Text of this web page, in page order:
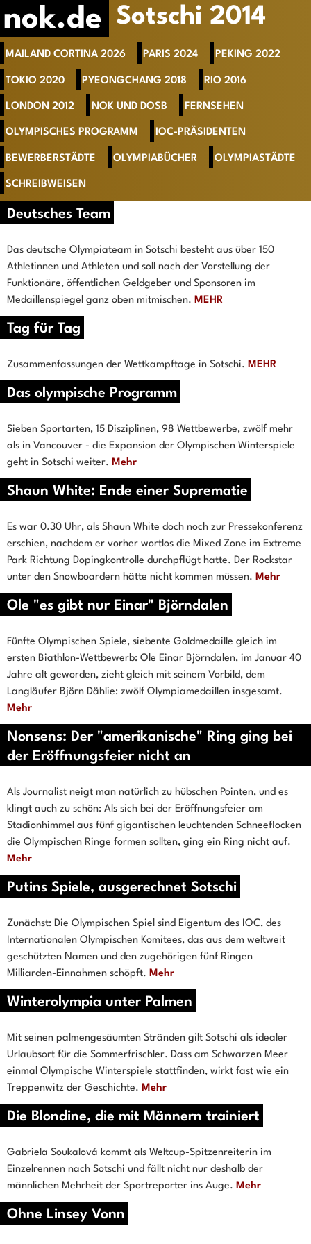
nok.de Sotschi 2014
MAILAND CORTINA 2026 PARIS 2024 PEKING 2022
TOKIO 2020 PYEONGCHANG 2018 RIO 2016
LONDON 2012 NOK UND DOSB FERNSEHEN
OLYMPISCHES PROGRAMM IOC-PRÄSIDENTEN
BEWERBERSTÄDTE OLYMPIABÜCHER OLYMPIASTÄDTE
SCHREIBWEISEN
Deutsches Team
Das deutsche Olympiateam in Sotschi besteht aus über 150
Athletinnen und Athleten und soll nach der Vorstellung der
Funktionäre, öffentlichen Geldgeber und Sponsoren im
Medaillenspiegel ganz oben mitmischen. MEHR
Tag für Tag
Zusammenfassungen der Wettkampftage in Sotschi. MEHR
Das olympische Programm
Sieben Sportarten, 15 Disziplinen, 98 Wettbewerbe, zwölf mehr
als in Vancouver - die Expansion der Olympischen Winterspiele
geht in Sotschi weiter. Mehr
Shaun White: Ende einer Suprematie
Es war 0.30 Uhr, als Shaun White doch noch zur Pressekonferenz
erschien, nachdem er vorher wortlos die Mixed Zone im Extreme
Park Richtung Dopingkontrolle durchpflügt hatte. Der Rockstar
unter den Snowboardern hätte nicht kommen müssen. Mehr
Ole "es gibt nur Einar" Björndalen
Fünfte Olympischen Spiele, siebente Goldmedaille gleich im
ersten Biathlon-Wettbewerb: Ole Einar Björndalen, im Januar 40
Jahre alt geworden, zieht gleich mit seinem Vorbild, dem
Langläufer Björn Dählie: zwölf Olympiamedaillen insgesamt.
Mehr
Nonsens: Der "amerikanische" Ring ging bei
der Eröffnungsfeier nicht an
Als Journalist neigt man natürlich zu hübschen Pointen, und es
klingt auch zu schön: Als sich bei der Eröffnungsfeier am
Stadionhimmel aus fünf gigantischen leuchtenden Schneeflocken
die Olympischen Ringe formen sollten, ging ein Ring nicht auf.
Mehr
Putins Spiele, ausgerechnet Sotschi
Zunächst: Die Olympischen Spiel sind Eigentum des IOC, des
Internationalen Olympischen Komitees, das aus dem weltweit
geschützten Namen und den zugehörigen fünf Ringen
Milliarden-Einnahmen schöpft. Mehr
Winterolympia unter Palmen
Mit seinen palmengesäumten Stränden gilt Sotschi als idealer
Urlaubsort für die Sommerfrischler. Dass am Schwarzen Meer
einmal Olympische Winterspiele stattfinden, wirkt fast wie ein
Treppenwitz der Geschichte. Mehr
Die Blondine, die mit Männern trainiert
Gabriela Soukalová kommt als Weltcup-Spitzenreiterin im
Einzelrennen nach Sotschi und fällt nicht nur deshalb der
männlichen Mehrheit der Sportreporter ins Auge. Mehr
Ohne Linsey Vonn